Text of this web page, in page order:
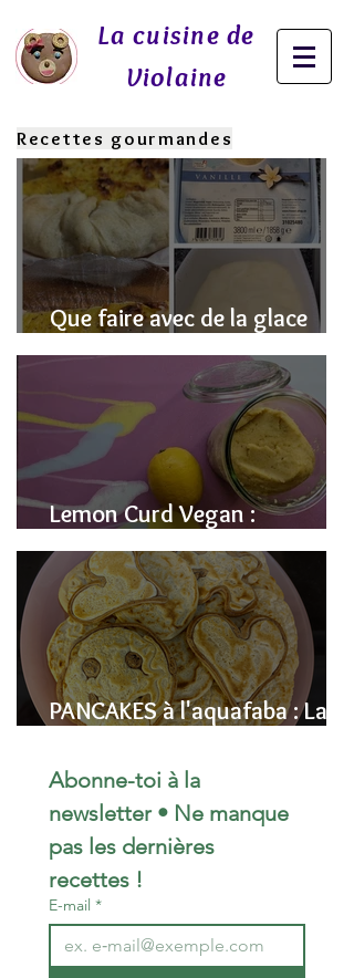
La cuisine de
Violaine
Recettes gourmandes
Que faire avec de la glace
fondue? J'ai la SOLUTION!
Lemon Curd Vegan :
L'alternative saine aux pois
chiches
PANCAKES à l'aquafaba : La
Moelleuse (Sans Œufs)
Abonne-toi à la
newsletter • Ne manque
pas les dernières
recettes !
E-mail *